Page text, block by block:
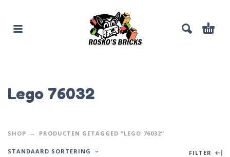
Lego 76032
SHOP PRODUCTEN GETAGGED “LEGO 76032”
STANDAARD SORTERING FILTER